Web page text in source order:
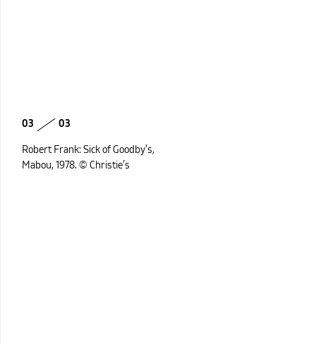
03 03
Robert Frank: Sick of Goodby's,
Mabou, 1978. © Christie’s